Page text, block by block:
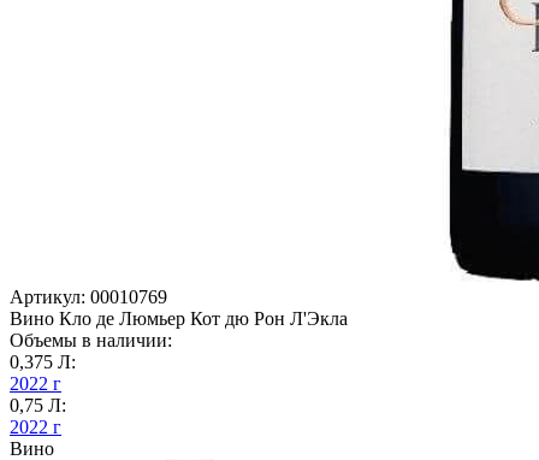
Артикул: 00010769
Вино Кло де Люмьер Кот дю Рон Л'Экла
Объемы в наличии:
0,375 Л:
2022 г
0,75 Л:
2022 г
Вино